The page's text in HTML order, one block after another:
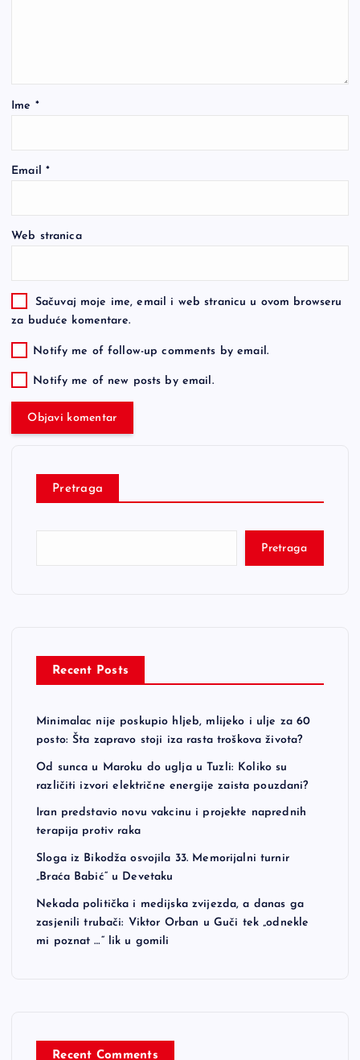
Ime *
Email *
Web stranica
Sačuvaj moje ime, email i web stranicu u ovom browseru
za buduće komentare.
Notify me of follow-up comments by email.
Notify me of new posts by email.
Pretraga
Pretraga
Recent Posts
Minimalac nije poskupio hljeb, mlijeko i ulje za 60
posto: Šta zapravo stoji iza rasta troškova života?
Od sunca u Maroku do uglja u Tuzli: Koliko su
različiti izvori električne energije zaista pouzdani?
Iran predstavio novu vakcinu i projekte naprednih
terapija protiv raka
Sloga iz Bikodža osvojila 33. Memorijalni turnir
„Braća Babić“ u Devetaku
Nekada politička i medijska zvijezda, a danas ga
zasjenili trubači: Viktor Orban u Guči tek „odnekle
mi poznat …“ lik u gomili
Recent Comments